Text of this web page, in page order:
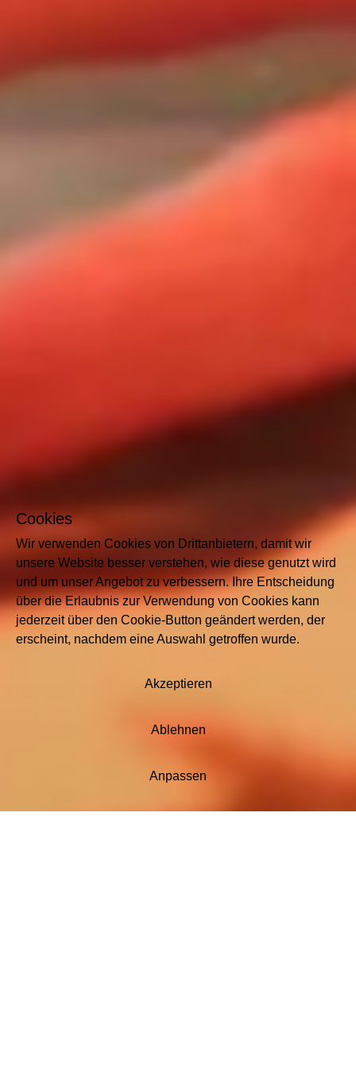
Cookies
Wir verwenden Cookies von Drittanbietern, damit wir
unsere Website besser verstehen, wie diese genutzt wird
und um unser Angebot zu verbessern. Ihre Entscheidung
über die Erlaubnis zur Verwendung von Cookies kann
jederzeit über den Cookie-Button geändert werden, der
erscheint, nachdem eine Auswahl getroffen wurde.
Akzeptieren
Ablehnen
Anpassen